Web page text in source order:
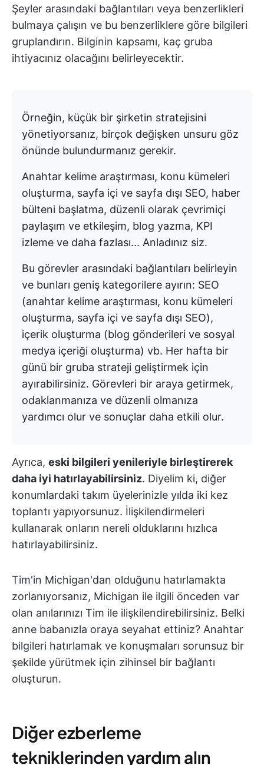
Şeyler arasındaki bağlantıları veya benzerlikleri
bulmaya çalışın ve bu benzerliklere göre bilgileri
gruplandırın. Bilginin kapsamı, kaç gruba
ihtiyacınız olacağını belirleyecektir.
Örneğin, küçük bir şirketin stratejisini
yönetiyorsanız, birçok değişken unsuru göz
önünde bulundurmanız gerekir.
Anahtar kelime araştırması, konu kümeleri
oluşturma, sayfa içi ve sayfa dışı SEO, haber
bülteni başlatma, düzenli olarak çevrimiçi
paylaşım ve etkileşim, blog yazma, KPI
izleme ve daha fazlası... Anladınız siz.
Bu görevler arasındaki bağlantıları belirleyin
ve bunları geniş kategorilere ayırın: SEO
(anahtar kelime araştırması, konu kümeleri
oluşturma, sayfa içi ve sayfa dışı SEO),
içerik oluşturma (blog gönderileri ve sosyal
medya içeriği oluşturma) vb. Her hafta bir
günü bir gruba strateji geliştirmek için
ayırabilirsiniz. Görevleri bir araya getirmek,
odaklanmanıza ve düzenli olmanıza
yardımcı olur ve sonuçlar daha etkili olur.
Ayrıca, eski bilgileri yenileriyle birleştirerek
daha iyi hatırlayabilirsiniz. Diyelim ki, diğer
konumlardaki takım üyelerinizle yılda iki kez
toplantı yapıyorsunuz. İlişkilendirmeleri
kullanarak onların nereli olduklarını hızlıca
hatırlayabilirsiniz.
Tim'in Michigan'dan olduğunu hatırlamakta
zorlanıyorsanız, Michigan ile ilgili önceden var
olan anılarınızı Tim ile ilişkilendirebilirsiniz. Belki
anne babanızla oraya seyahat ettiniz? Anahtar
bilgileri hatırlamak ve konuşmaları sorunsuz bir
şekilde yürütmek için zihinsel bir bağlantı
oluşturun.
Diğer ezberleme
tekniklerinden yardım alın